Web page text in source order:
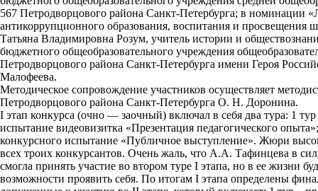
567 Петродворцового района Санкт-Петербурга; в номинации
антикоррупционного образования, воспитания и просвещения
Татьяна Владимировна Розум, учитель истории и
бюджетного общеобразовательного учреждения
Петродворцового района Санкт-Петербурга имени Героя
Малофеева.
Методическое сопровождение участников осуществляет
Петродворцового района Санкт-Петербурга О. Н. Доронина.
I этап конкурса (очно — заочный) включал в себя два тура: 1
испытание видеовизитка «Презентация педагогического опыта»;
конкурсного испытание «Публичное выступление». Жюри
всех троих конкурсантов. Очень жаль, что А.А. Тафинцева в
смогла принять участие во втором туре I этапа, но в ее жизни
возможности проявить себя. По итогам I этапа определены